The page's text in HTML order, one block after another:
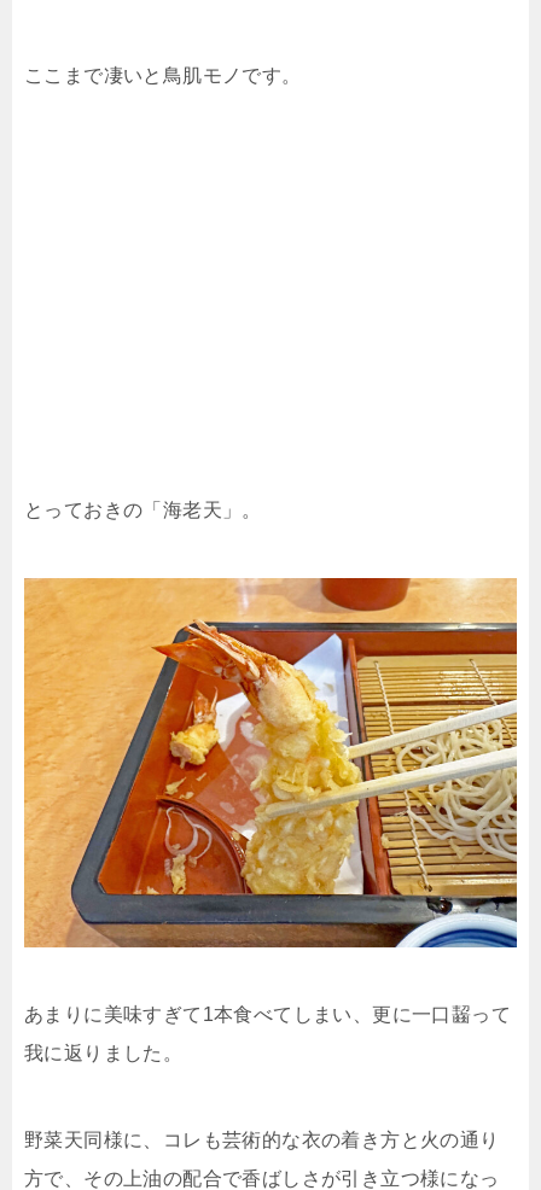
ここまで凄いと鳥肌モノです。
とっておきの「海老天」。
あまりに美味すぎて1本食べてしまい、更に一口齧って
我に返りました。
野菜天同様に、コレも芸術的な衣の着き方と火の通り
方で、その上油の配合で香ばしさが引き立つ様になっ